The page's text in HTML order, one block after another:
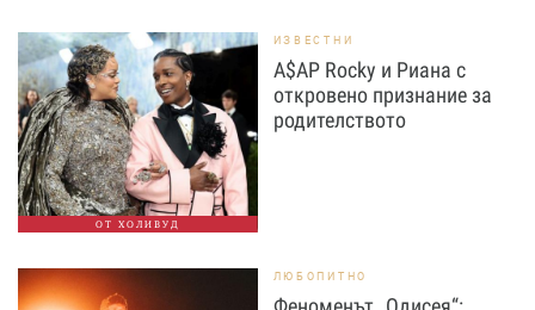
ОТ ХОЛИВУД
ИЗВЕСТНИ
A$AP Rocky и Риана с
откровено признание за
родителството
ЛЮБОПИТНО